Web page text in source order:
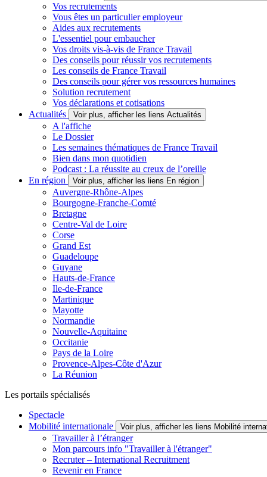
Vos recrutements
Vous êtes un particulier employeur
Aides aux recrutements
L'essentiel pour embaucher
Vos droits vis-à-vis de France Travail
Des conseils pour réussir vos recrutements
Les conseils de France Travail
Des conseils pour gérer vos ressources humaines
Solution recrutement
Vos déclarations et cotisations
Actualités
Voir plus, afficher les liens Actualités
A l'affiche
Le Dossier
Les semaines thématiques de France Travail
Bien dans mon quotidien
Podcast : La réussite au creux de l’oreille
En région
Voir plus, afficher les liens En région
Auvergne-Rhône-Alpes
Bourgogne-Franche-Comté
Bretagne
Centre-Val de Loire
Corse
Grand Est
Guadeloupe
Guyane
Hauts-de-France
Ile-de-France
Martinique
Mayotte
Normandie
Nouvelle-Aquitaine
Occitanie
Pays de la Loire
Provence-Alpes-Côte d'Azur
La Réunion
Les portails spécialisés
Spectacle
Mobilité internationale
Voir plus, afficher les liens Mobilité
Travailler à l’étranger
Mon parcours info "Travailler à l'étranger"
Recruter – International Recruitment
Revenir en France